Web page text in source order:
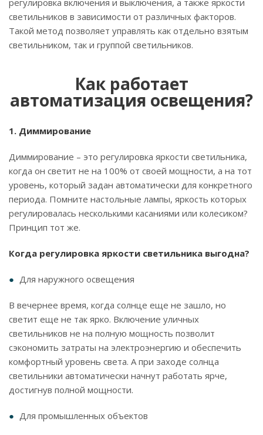
светильников в зависимости от различных факторов.
Такой метод позволяет управлять как отдельно взятым
светильником, так и группой светильников.
Как работает
автоматизация освещения?
1. Диммирование
Диммирование – это регулировка яркости светильника,
когда он светит не на 100% от своей мощности, а на тот
уровень, который задан автоматически для конкретного
периода. Помните настольные лампы, яркость которых
регулировалась несколькими касаниями или колесиком?
Принцип тот же.
Когда регулировка яркости светильника выгодна?
Для наружного освещения
В вечернее время, когда солнце еще не зашло, но
светит еще не так ярко. Включение уличных
светильников не на полную мощность позволит
сэкономить затраты на электроэнергию и обеспечить
комфортный уровень света. А при заходе солнца
светильники автоматически начнут работать ярче,
достигнув полной мощности.
Для промышленных объектов